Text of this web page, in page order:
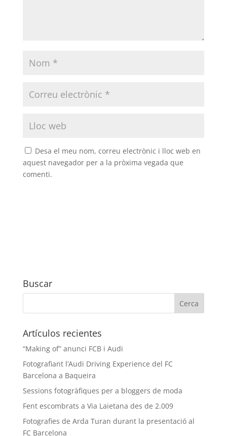
Desa el meu nom, correu electrònic i lloc web en
aquest navegador per a la pròxima vegada que
comenti.
Buscar
Artículos recientes
“Making of” anunci FCB i Audi
Fotografiant l’Audi Driving Experience del FC
Barcelona a Baqueira
Sessions fotogràfiques per a bloggers de moda
Fent escombrats a Via Laietana des de 2.009
Fotografies de Arda Turan durant la presentació al
FC Barcelona